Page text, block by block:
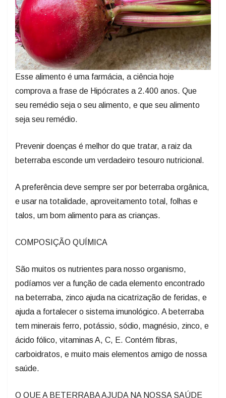
Esse alimento é uma farmácia, a ciência hoje
comprova a frase de Hipócrates a 2.400 anos. Que
seu remédio seja o seu alimento, e que seu alimento
seja seu remédio.
Prevenir doenças é melhor do que tratar, a raiz da
beterraba esconde um verdadeiro tesouro nutricional.
A preferência deve sempre ser por beterraba orgânica,
e usar na totalidade, aproveitamento total, folhas e
talos, um bom alimento para as crianças.
COMPOSIÇÃO QUÍMICA
São muitos os nutrientes para nosso organismo,
podíamos ver a função de cada elemento encontrado
na beterraba, zinco ajuda na cicatrização de feridas, e
ajuda a fortalecer o sistema imunológico. A beterraba
tem minerais ferro, potássio, sódio, magnésio, zinco, e
ácido fólico, vitaminas A, C, E. Contém fibras,
carboidratos, e muito mais elementos amigo de nossa
saúde.
O QUE A BETERRABA AJUDA NA NOSSA SAÚDE